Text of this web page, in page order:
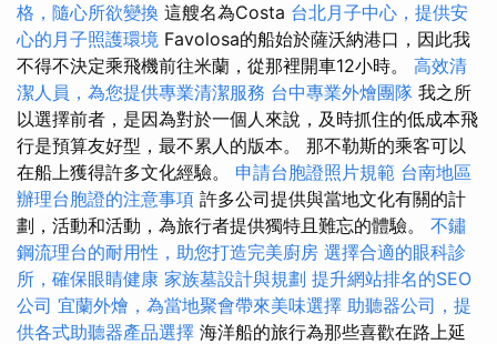
格，隨心所欲變換 這艘名為Costa 台北月子中心，提供安
心的月子照護環境 Favolosa的船始於薩沃納港口，因此我
不得不決定乘飛機前往米蘭，從那裡開車12小時。 高效清
潔人員，為您提供專業清潔服務 台中專業外燴團隊 我之所
以選擇前者，是因為對於一個人來說，及時抓住的低成本飛
行是預算友好型，最不累人的版本。 那不勒斯的乘客可以
在船上獲得許多文化經驗。 申請台胞證照片規範 台南地區
辦理台胞證的注意事項 許多公司提供與當地文化有關的計
劃，活動和活動，為旅行者提供獨特且難忘的體驗。 不鏽
鋼流理台的耐用性，助您打造完美廚房 選擇合適的眼科診
所，確保眼睛健康 家族墓設計與規劃 提升網站排名的SEO
公司 宜蘭外燴，為當地聚會帶來美味選擇 助聽器公司，提
供各式助聽器產品選擇 海洋船的旅行為那些喜歡在路上延